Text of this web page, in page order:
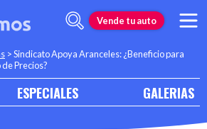
Vende tu auto
>Sindicato Apoya Aranceles: ¿Beneficio para
Precios?
ESPECIALES GALERIAS